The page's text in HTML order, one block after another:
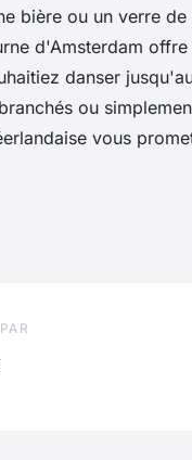
bière ou un verre
d'Amsterdam
danser
ou
vous